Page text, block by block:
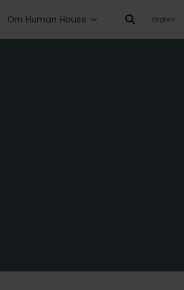
Om Human House English